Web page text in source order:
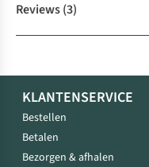
Reviews(3)
KLANTENSERVICE
Bestellen
Betalen
Bezorgen & afhalen